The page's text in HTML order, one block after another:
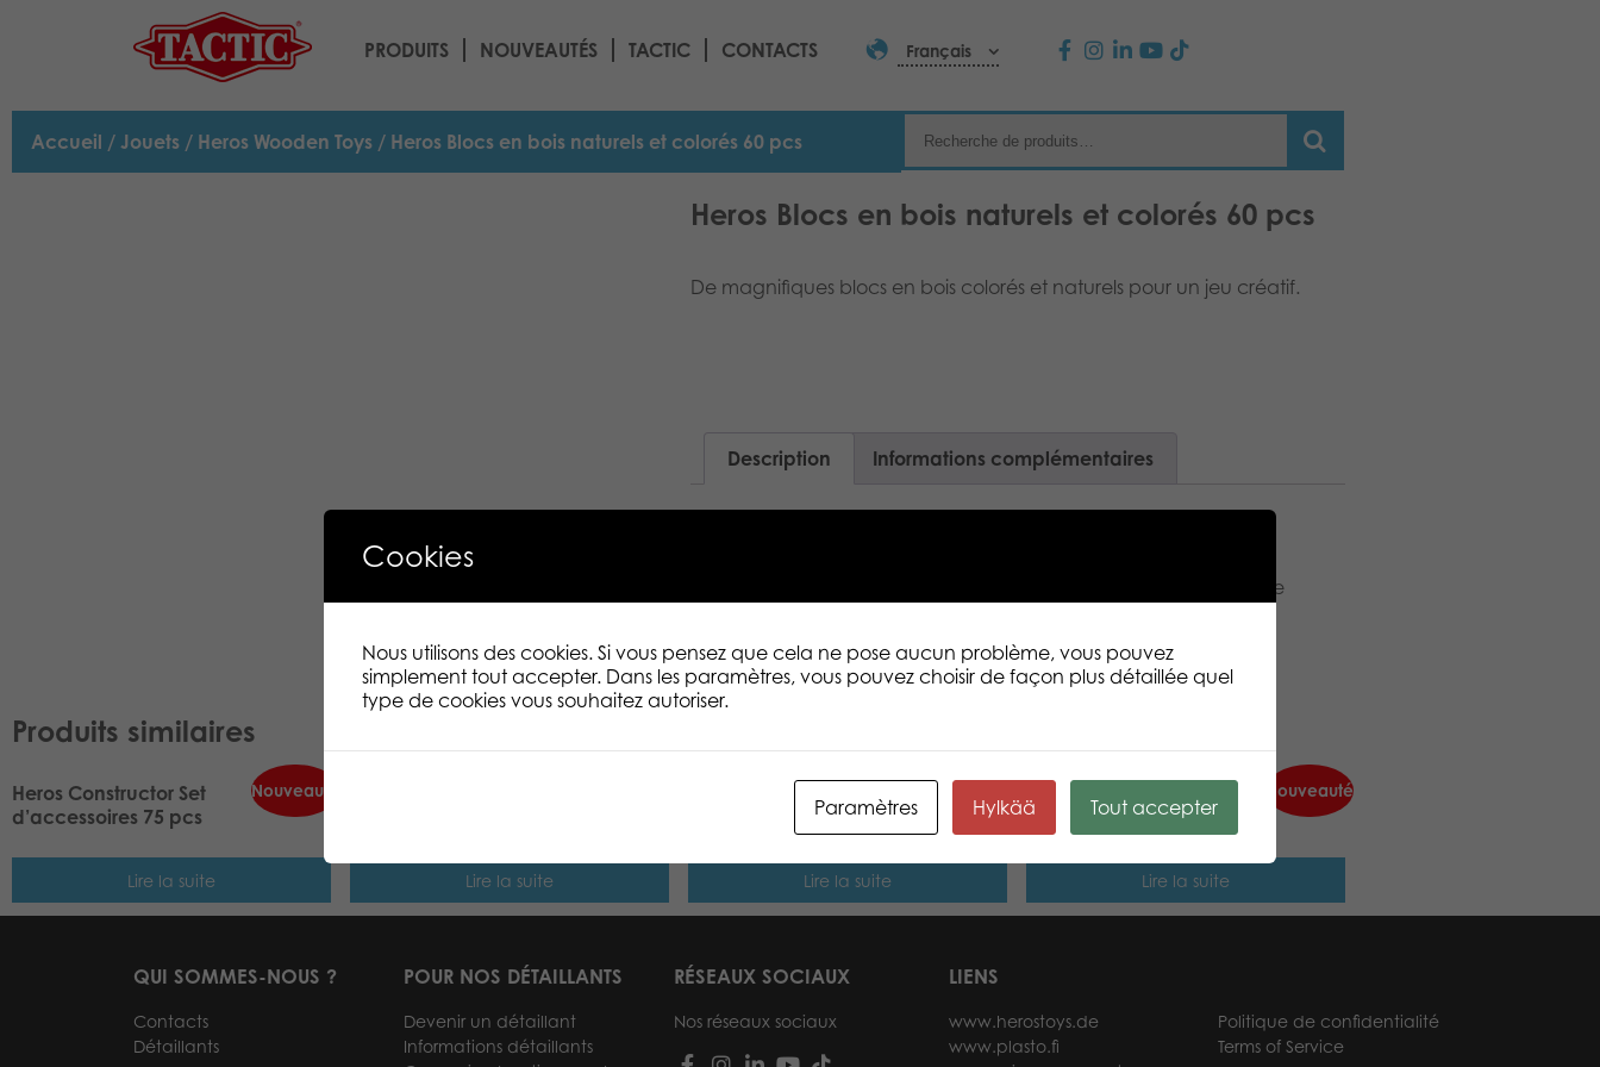
PRODUITS NOUVEAUTÉS TACTIC CONTACTS Français
Accueil / Jouets / Heros Wooden Toys / Heros Blocs en bois naturels et colorés 60 pcs
Heros Blocs en bois naturels et colorés 60 pcs
De magnifiques blocs en bois colorés et naturels pour un jeu créatif.
Description Informations complémentaires
Fabriqué en Allemagne. Présentés dans une élégante boîte de
rangement premium.
Produits similaires
Nouveauté
Heros Constructor Set
d’accessoires 75 pcs
Lire la suite Lire la suite
Nouveauté
Heros Play and Learn Puzzle à
empiler figurines
Lire la suite
Nouveauté
Heros Play and Learn Jeu de
mémo images
Lire la suite
QUI SOMMES-NOUS ?
Contacts
Détaillants
POUR NOS DÉTAILLANTS
Devenir un détaillant
Informations détaillants
RÉSEAUX SOCIAUX
Nos réseaux sociaux
LIENS
www.herostoys.de
www.plasto.fi
Politique de confidentialité
Terms of Service
Cookies
Nous utilisons des cookies. Si vous pensez que cela ne pose aucun problème, vous pouvez
simplement tout accepter. Dans les paramètres, vous pouvez choisir de façon plus détaillée quel
type de cookies vous souhaitez autoriser.
Paramètres Hylkää Tout accepter